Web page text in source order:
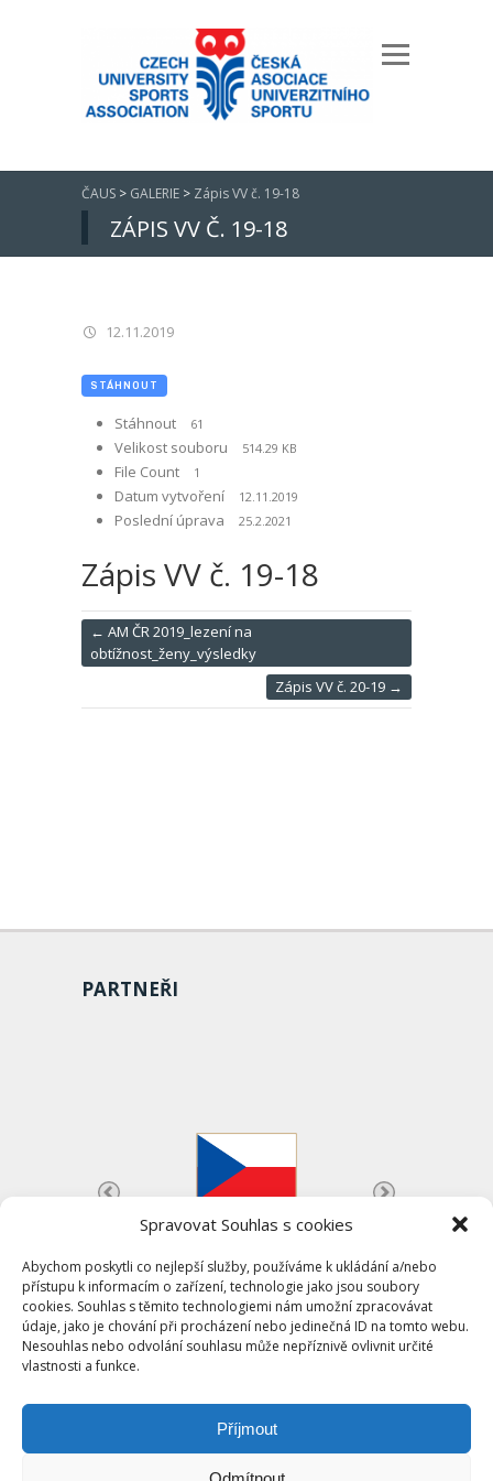
Spravovat Souhlas s cookies
Abychom poskytli co nejlepší služby, používáme k ukládání a/nebo
přístupu k informacím o zařízení, technologie jako jsou soubory
cookies. Souhlas s těmito technologiemi nám umožní zpracovávat
údaje, jako je chování při procházení nebo jedinečná ID na tomto webu.
Nesouhlas nebo odvolání souhlasu může nepříznivě ovlivnit určité
vlastnosti a funkce.
Příjmout
ČAUS > GALERIE > Zápis VV č. 19-18
ZÁPIS VV Č. 19-18
12.11.2019
STÁHNOUT
Stáhnout 61
Velikost souboru 514.29 KB
File Count 1
Datum vytvoření 12.11.2019
Poslední úprava 25.2.2021
Zápis VV č. 19-18
← AM ČR 2019_lezení na
obtížnost_ženy_výsledky
Zápis VV č. 20-19 →
PARTNEŘI
Česká asociace univerzitního sportu (c)